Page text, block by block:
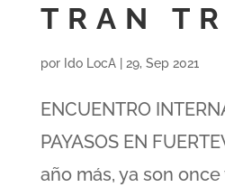
TRAN
por Ido LocA| 29, Sep 2021
ENCUENTRO
PAYASOS EN
año más, ya son